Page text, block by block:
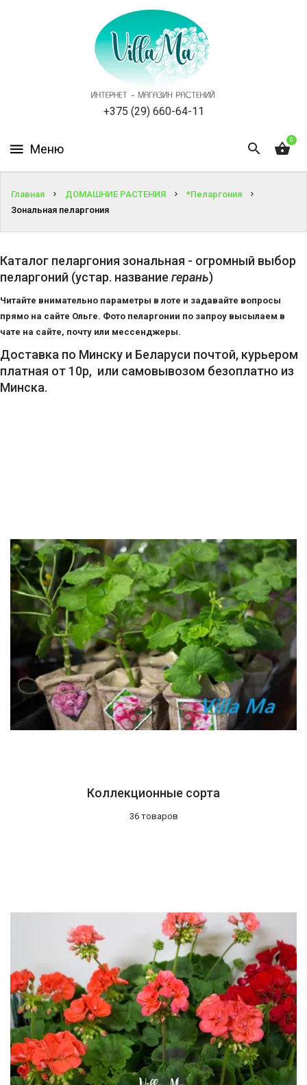
+375 (29) 660-64-11
0
НОВОСТИ,
АКЦИИ
ОТЗЫВЫ
УСЛУГИ
ОДНОЛЕТНИЕ
ВОЙТИ
Главная ДОМАШНИЕ РАСТЕНИЯ
*Пеларгония
Зональная пеларгония
Каталог пеларгония зональная - огромный выбор
пеларгоний (устар. название герань)
Читайте внимательно параметры в лоте и задавайте вопросы
прямо на сайте Ольге. Фото пеларгонии по запроу высылаем в
чате на сайте, почту или мессенджеры.
Доставка по Минску и Беларуси почтой, курьером
платная от 10р, или самовывозом безоплатно из
Минска.
Коллекционные сорта
36 товаров